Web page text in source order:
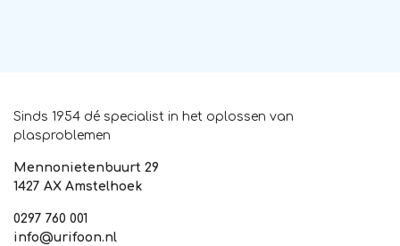
Sinds 1954 dé specialist in het oplossen van
plasproblemen
Mennonietenbuurt 29
1427 AX Amstelhoek
0297 760 001
info@urifoon.nl